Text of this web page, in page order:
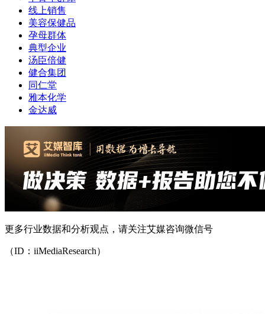
线上销售
美容保健品
孕母群体
典型企业
汤臣倍健
健合集团
同仁堂
雅本化学
金达威
更多行业数据和分析观点，请关注艾媒咨询微信号
（ID：iiMediaResearch）